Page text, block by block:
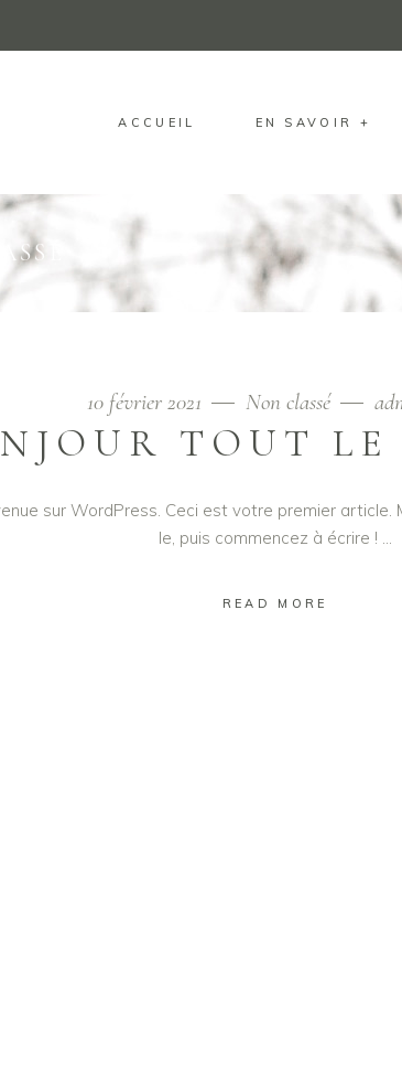
ACCUEIL EN SAVOIR +
10 février 2021 Non classé
TOUT LE
sur WordPress. Ceci est votre premier article.
le, puis commencez à écrire !
READ MORE